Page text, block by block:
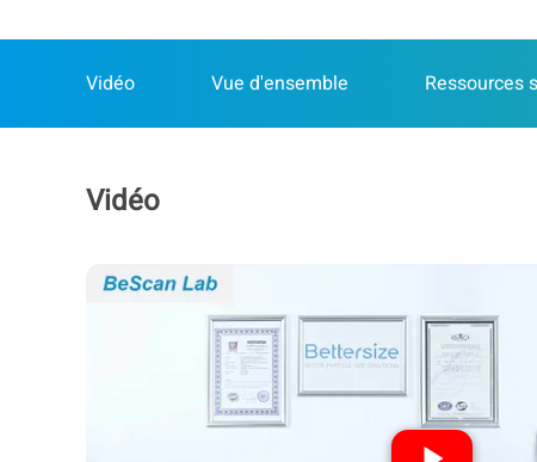
Vidéo Vue d'ensemble Ressources
Vidéo